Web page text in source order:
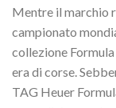
Mentre il marchio
campionato
collezione
era di corse.
TAG Heuer